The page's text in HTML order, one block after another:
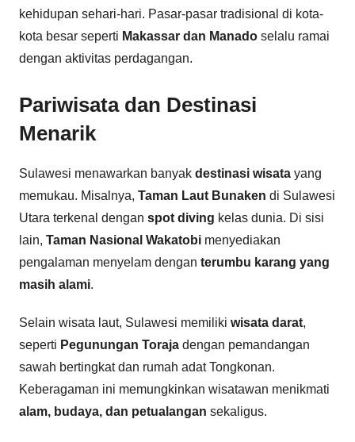
kehidupan sehari-hari. Pasar-pasar tradisional di kota-
kota besar seperti Makassar dan Manado selalu ramai
dengan aktivitas perdagangan.
Pariwisata dan Destinasi
Menarik
Sulawesi menawarkan banyak destinasi wisata yang
memukau. Misalnya, Taman Laut Bunaken di Sulawesi
Utara terkenal dengan spot diving kelas dunia. Di sisi
lain, Taman Nasional Wakatobi menyediakan
pengalaman menyelam dengan terumbu karang yang
masih alami.
Selain wisata laut, Sulawesi memiliki wisata darat,
seperti Pegunungan Toraja dengan pemandangan
sawah bertingkat dan rumah adat Tongkonan.
Keberagaman ini memungkinkan wisatawan menikmati
alam, budaya, dan petualangan sekaligus.